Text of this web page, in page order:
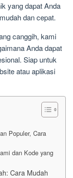
yang dapat Anda
dan cepat.
canggih, kami
Anda dapat
Siap untuk
atau aplikasi
Populer, Cara
dan Kode yang
Cara Mudah